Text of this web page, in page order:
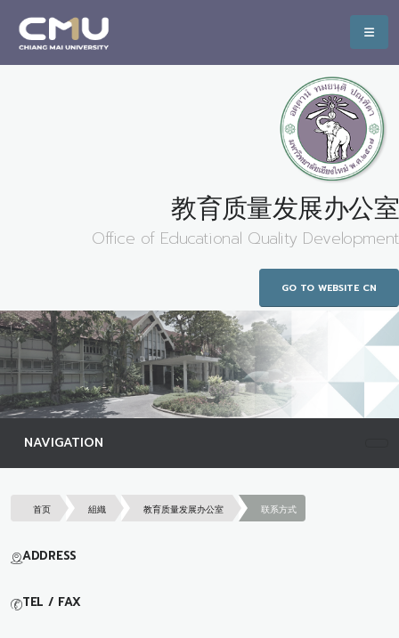
教育质量发展办公室
Office of Educational Quality Development
GO TO WEBSITE CN
NAVIGATION
首页 組織 教育质量发展办公室 联系方式
ADDRESS
TEL / FAX